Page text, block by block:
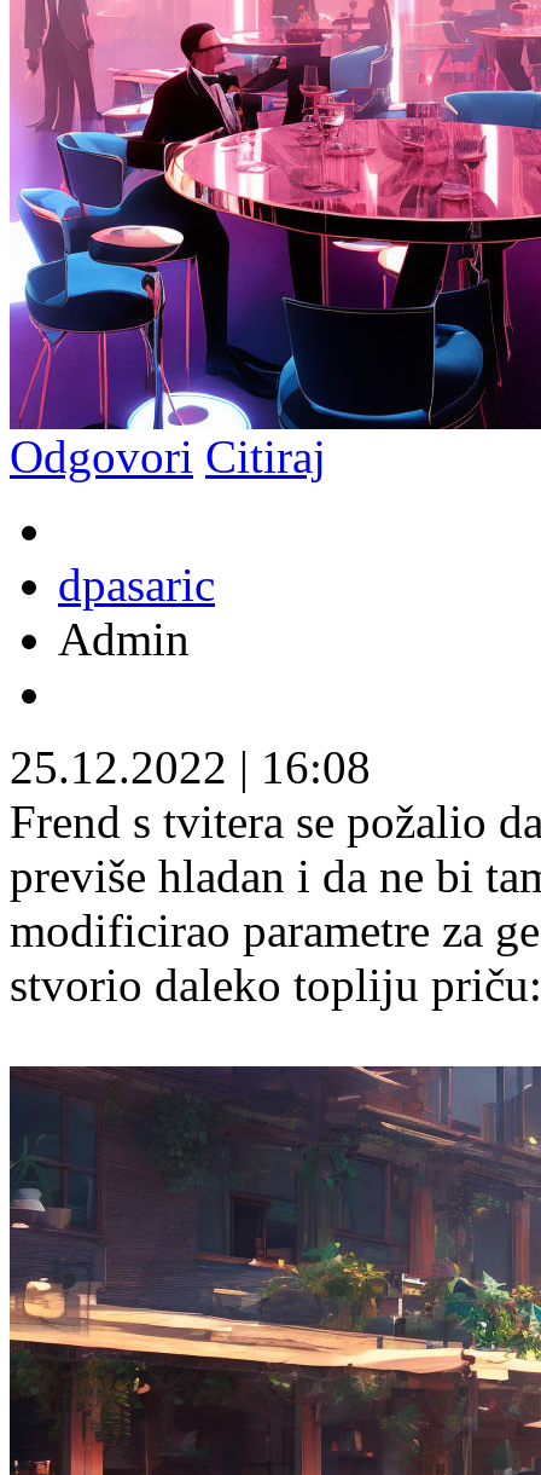
Odgovori Citiraj
dpasaric
Admin
25.12.2022 | 16:08
Frend s tvitera se požalio
previše hladan i da ne bi
modificirao parametre za
stvorio daleko topliju priču: